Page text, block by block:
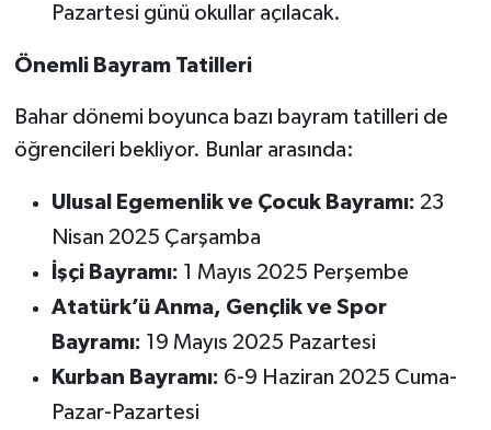
Pazartesi günü okullar açılacak.
Önemli Bayram Tatilleri
Bahar dönemi boyunca bazı bayram tatilleri de
öğrencileri bekliyor. Bunlar arasında:
Ulusal Egemenlik ve Çocuk Bayramı: 23
Nisan 2025 Çarşamba
İşçi Bayramı: 1 Mayıs 2025 Perşembe
Atatürk’ü Anma, Gençlik ve Spor
Bayramı: 19 Mayıs 2025 Pazartesi
Kurban Bayramı: 6-9 Haziran 2025 Cuma-
Pazar-Pazartesi